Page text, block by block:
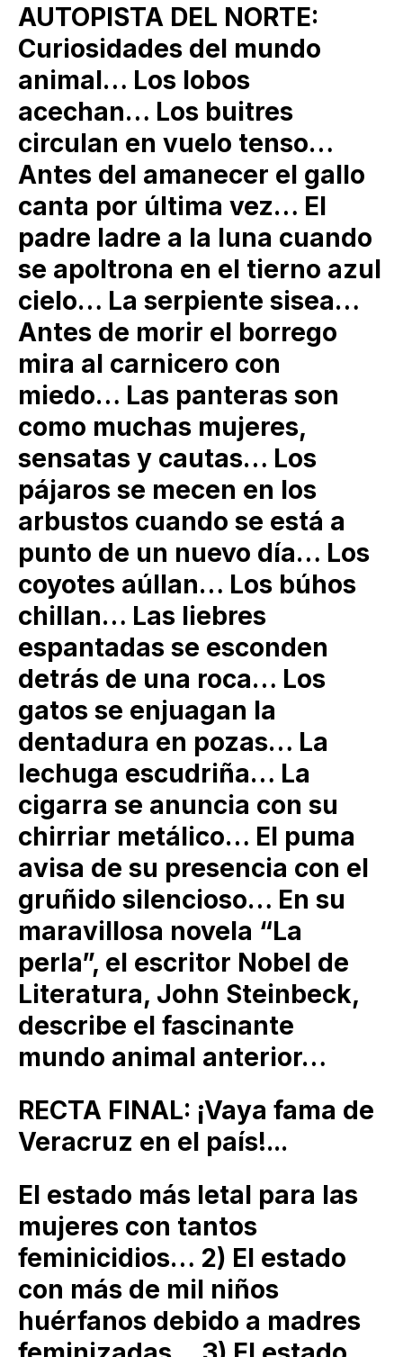
AUTOPISTA DEL NORTE:
Curiosidades del mundo
animal… Los lobos
acechan… Los buitres
circulan en vuelo tenso…
Antes del amanecer el gallo
canta por última vez… El
padre ladre a la luna cuando
se apoltrona en el tierno azul
cielo… La serpiente sisea…
Antes de morir el borrego
mira al carnicero con
miedo… Las panteras son
como muchas mujeres,
sensatas y cautas… Los
pájaros se mecen en los
arbustos cuando se está a
punto de un nuevo día… Los
coyotes aúllan… Los búhos
chillan… Las liebres
espantadas se esconden
detrás de una roca… Los
gatos se enjuagan la
dentadura en pozas… La
lechuga escudriña… La
cigarra se anuncia con su
chirriar metálico… El puma
avisa de su presencia con el
gruñido silencioso… En su
maravillosa novela “La
perla”, el escritor Nobel de
Literatura, John Steinbeck,
describe el fascinante
mundo animal anterior…
RECTA FINAL: ¡Vaya fama de
Veracruz en el país!...
El estado más letal para las
mujeres con tantos
feminicidios… 2) El estado
con más de mil niños
huérfanos debido a madres